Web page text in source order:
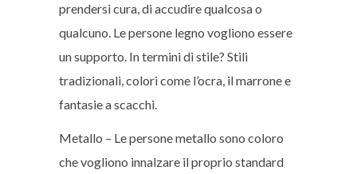
prendersi cura, di accudire qualcosa o
qualcuno. Le persone legno vogliono essere
un supporto. In termini di stile? Stili
tradizionali, colori come l’ocra, il marrone e
fantasie a scacchi.
Metallo – Le persone metallo sono coloro
che vogliono innalzare il proprio standard